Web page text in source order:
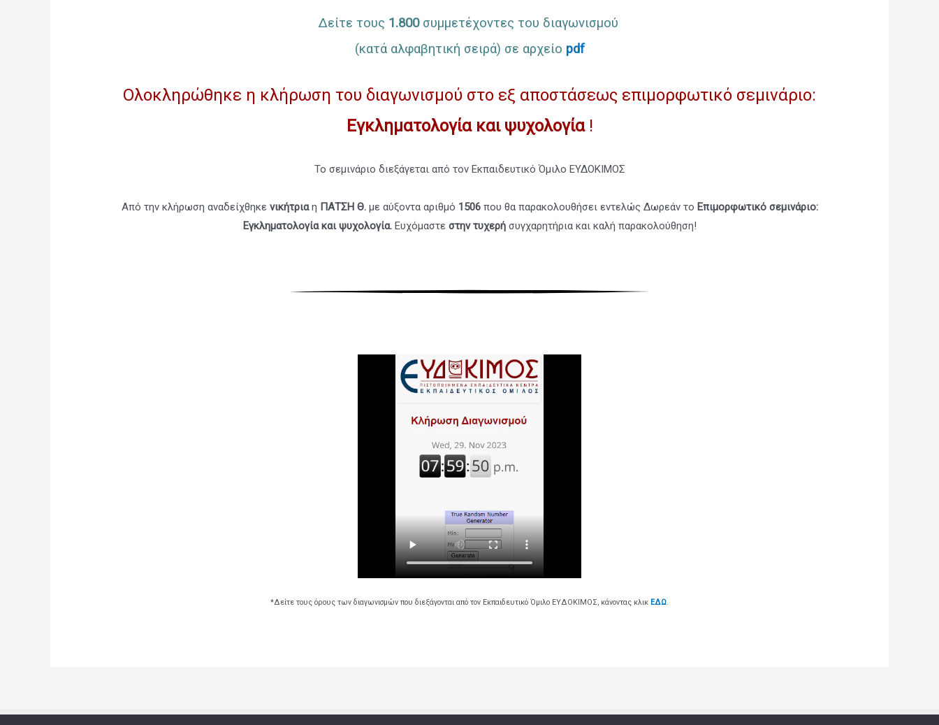
Δείτε τους 1.800συμμετέχοντες του διαγωνισμού
(κατά αλφαβητική σειρά) σε αρχείο pdf
Ολοκληρώθηκε η κλήρωση του διαγωνισμού στο εξ αποστάσεως επιμορφωτικό σεμινάριο:
Εγκληματολογία και ψυχολογία !
Το σεμινάριο διεξάγεται από τον Εκπαιδευτικό Όμιλο ΕΥΔΟΚΙΜΟΣ
Από την κλήρωση αναδείχθηκε νικήτριαη ΠΑΤΣΗ Θ. με αύξοντα αριθμό 1506 που θα παρακολουθήσει εντελώς Δωρεάν το Επιμορφωτικό σεμινάριο:
Εγκληματολογία και ψυχολογία.Ευχόμαστε στην τυχερή συγχαρητήρια και καλή παρακολούθηση!
*Δείτε τους όρους των διαγωνισμών που διεξάγονται από τον Εκπαιδευτικό Όμιλο ΕΥΔΟΚΙΜΟΣ, κάνοντας κλικ ΕΔΩ.